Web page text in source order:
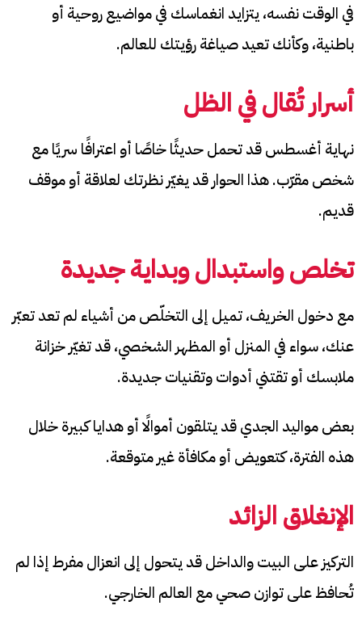
في الوقت نفسه، يتزايد انغماسك في مواضيع روحية أو
باطنية، وكأنك تعيد صياغة رؤيتك للعالم.
أسرار تُقال في الظل
نهاية أغسطس قد تحمل حديثًا خاصًا أو اعترافًا سريًا مع
شخص مقرّب. هذا الحوار قد يغيّر نظرتك لعلاقة أو موقف
قديم.
تخلص واستبدال وبداية جديدة
مع دخول الخريف، تميل إلى التخلّص من أشياء لم تعد تعبّر
عنك، سواء في المنزل أو المظهر الشخصي، قد تغيّر خزانة
ملابسك أو تقتني أدوات وتقنيات جديدة.
بعض مواليد الجدي قد يتلقون أموالًا أو هدايا كبيرة خلال
هذه الفترة، كتعويض أو مكافأة غير متوقعة.
الإنغلاق الزائد
التركيز على البيت والداخل قد يتحول إلى انعزال مفرط إذا لم
تُحافظ على توازن صحي مع العالم الخارجي.